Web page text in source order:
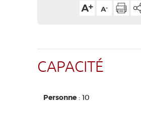
CAPACITÉ
Personne : 10